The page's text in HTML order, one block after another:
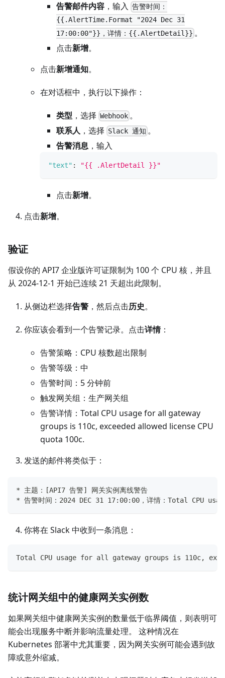
告警邮件内容 ，输入 告警时间：
{{.AlertTime.Format "2024 Dec 31
17:00:00"}}，详情：{{.AlertDetail}} 。
点击新增。
点击新增通知。
在对话框中，执行以下操作：
类型 ，选择 Webhook 。
联系人 ，选择 Slack 通知 。
告警消息 ，输入
"text" : "{{ .AlertDetail }}"
点击新增。
点击新增。
验证
假设你的 API7 企业版许可证限制为 100 个 CPU 核，并且
从 2024-12-1 开始已连续 21 天超出此限制。
从侧边栏选择告警 ，然后点击历史。
你应该会看到一个告警记录。点击详情：
告警策略：CPU 核数超出限制
告警等级：中
告警时间：5 分钟前
触发网关组：生产网关组
告警详情：Total CPU usage for all gateway
groups is 110c, exceeded allowed license CPU
quota 100c.
发送的邮件将类似于：
* 主题：[API7 告警] 网关实例离线警告
* 告警时间：2024 DEC 31 17:00:00，详情：Total
你将在 Slack 中收到一条消息：
Total CPU usage for all gateway groups is 110c,
统计网关组中的健康网关实例数
如果网关组中健康网关实例的数量低于临界阈值，则表明可
能会出现服务中断并影响流量处理。 这种情况在
Kubernetes 部署中尤其重要，因为网关实例可能会遇到故
障或意外缩减。